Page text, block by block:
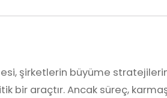
şirketlerin büyüme
bir araçtır. Ancak süreç,